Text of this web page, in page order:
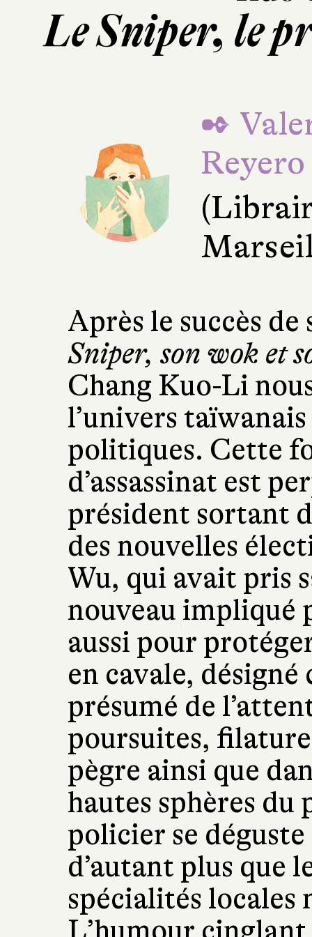
Le Sniper, le
✒
Reyero
Après le succès
Sniper, son wok et
Chang Kuo-Li
l’univers
politiques. Cette
d’assassinat est
président sortant
des nouvelles
Wu, qui avait pris
nouveau impliqué
aussi pour
en cavale,
présumé de
poursuites,
pègre ainsi que
hautes sphères du
policier se
d’autant plus que
spécialités locales